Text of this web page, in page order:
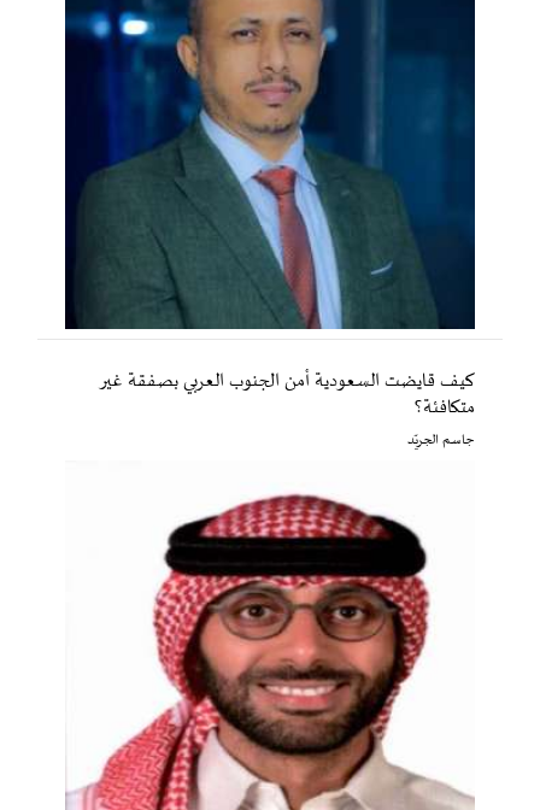
كيف قايضت السعودية أمن الجنوب العربي بصفقة غير
متكافئة؟
جاسم الجريّد